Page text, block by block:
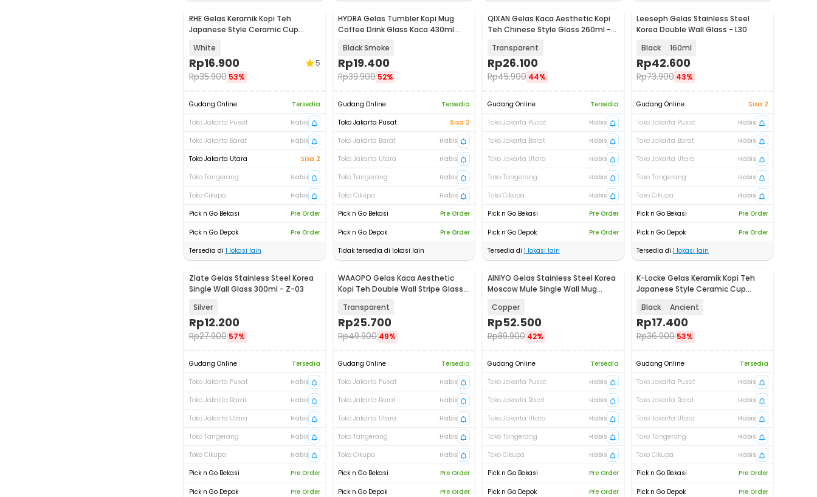
RHE Gelas Keramik Kopi Teh
Japanese Style Ceramic Cup
White
Rp16.900
Rp35.900 53%
5
Gudang Online
Tersedia
Toko Jakarta Pusat
Habis
Toko Jakarta Barat
Habis
Toko Jakarta Utara
Sisa 2
Toko Tangerang
Habis
Toko Cikupa
Habis
Pick n Go Bekasi
Pre Order
Pick n Go Depok
Pre Order
Tersedia di 1 lokasi lain
HYDRA Gelas Tumbler Kopi Mug
Coffee Drink Glass Kaca 430ml
Black Smoke
Rp19.400
Rp39.900 52%
Gudang Online
Tersedia
Toko Jakarta Pusat
Sisa 2
Toko Jakarta Barat
Habis
Toko Jakarta Utara
Habis
Toko Tangerang
Habis
Toko Cikupa
Habis
Pick n Go Bekasi
Pre Order
Pick n Go Depok
Pre Order
Tidak tersedia di lokasi lain
QIXAN Gelas Kaca Aesthetic Kopi
Teh Chinese Style Glass 260ml -
Transparent
Rp26.100
Rp45.900 44%
Gudang Online
Tersedia
Toko Jakarta Pusat
Habis
Toko Jakarta Barat
Habis
Toko Jakarta Utara
Habis
Toko Tangerang
Habis
Toko Cikupa
Habis
Pick n Go Bekasi
Pre Order
Pick n Go Depok
Pre Order
Tersedia di 1 lokasi lain
Leeseph Gelas Stainless Steel
Korea Double Wall Glass - L30
Black
160ml
Rp42.600
Rp73.900 43%
Gudang Online
Sisa 2
Toko Jakarta Pusat
Habis
Toko Jakarta Barat
Habis
Toko Jakarta Utara
Habis
Toko Tangerang
Habis
Toko Cikupa
Habis
Pick n Go Bekasi
Pre Order
Pick n Go Depok
Pre Order
Tersedia di 1 lokasi lain
Zlate Gelas Stainless Steel Korea
Single Wall Glass 300ml - Z-03
Silver
Rp12.200
Rp27.900 57%
Gudang Online
Tersedia
Toko Jakarta Pusat
Habis
Toko Jakarta Barat
Habis
Toko Jakarta Utara
Habis
Toko Tangerang
Habis
Toko Cikupa
Habis
Pick n Go Bekasi
Pre Order
Pick n Go Depok
Pre Order
WAAOPO Gelas Kaca Aesthetic
Kopi Teh Double Wall Stripe Glass
Transparent
Rp25.700
Rp49.900 49%
Gudang Online
Tersedia
Toko Jakarta Pusat
Habis
Toko Jakarta Barat
Habis
Toko Jakarta Utara
Habis
Toko Tangerang
Habis
Toko Cikupa
Habis
Pick n Go Bekasi
Pre Order
Pick n Go Depok
Pre Order
AINIYO Gelas Stainless Steel Korea
Moscow Mule Single Wall Mug
Copper
Rp52.500
Rp89.900 42%
Gudang Online
Tersedia
Toko Jakarta Pusat
Habis
Toko Jakarta Barat
Habis
Toko Jakarta Utara
Habis
Toko Tangerang
Habis
Toko Cikupa
Habis
Pick n Go Bekasi
Pre Order
Pick n Go Depok
Pre Order
K-Locke Gelas Keramik Kopi Teh
Japanese Style Ceramic Cup
Black Ancient
Rp17.400
Rp36.900 53%
Gudang Online
Tersedia
Toko Jakarta Pusat
Habis
Toko Jakarta Barat
Habis
Toko Jakarta Utara
Habis
Toko Tangerang
Habis
Toko Cikupa
Habis
Pick n Go Bekasi
Pre Order
Pick n Go Depok
Pre Order